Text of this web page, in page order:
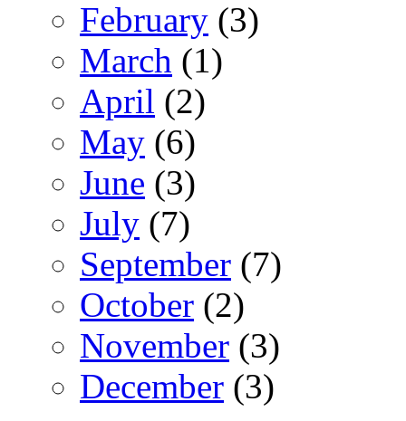
February (3)
March (1)
April (2)
May (6)
June (3)
July (7)
September (7)
October (2)
November (3)
December (3)